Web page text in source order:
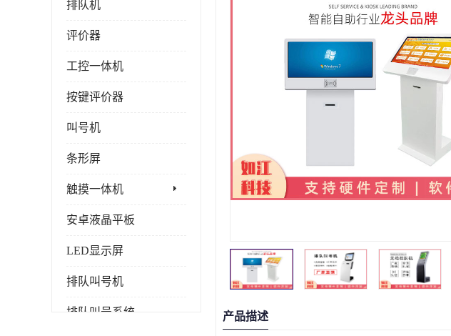
排队机
评价器
工控一体机
按键评价器
叫号机
条形屏
触摸一体机
安卓液晶平板
LED显示屏
排队叫号机
排队叫号系统 产品描述